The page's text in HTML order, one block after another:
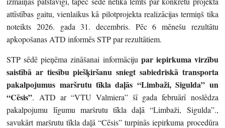
attīstības gaitu, vienlaikus kā pilotprojekta realizācijas termiņš tika
noteikts 2026. gada 31. decembris. Pēc 6 mēnešu rezultātu
apkopošanas ATD informēs STP par rezultātiem.
STP sēdē pieņēma zināšanai informāciju par iepirkuma virzību
saistībā ar tiesību piešķiršanu sniegt sabiedriskā transporta
pakalpojumus maršrutu tīkla daļās “Limbaži, Sigulda” un
“Cēsis”. ATD ar “VTU Valmiera” šī gada februārī noslēdza
pakalpojumu līgumu maršrutu tīkla daļā “Limbaži, Sigulda”.,
savukārt maršrutu tīkla daļā “Cēsis” turpinās iepirkuma procedūra